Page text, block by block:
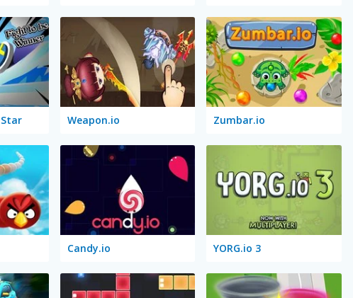
Weapon.io Zumbar.io
Candy.io YORG.io 3